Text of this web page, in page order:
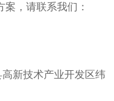
，请联系我们：
新技术产业开发区纬